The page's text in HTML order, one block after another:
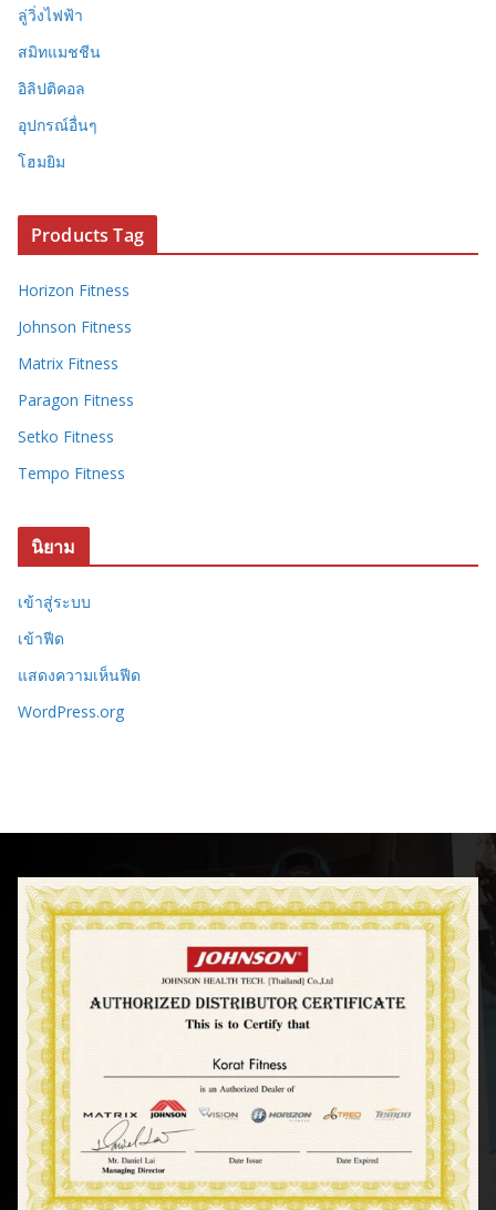
ลู่วิ่งไฟฟ้า
สมิทแมชชีน
อิลิปติคอล
อุปกรณ์อื่นๆ
โฮมยิม
Products Tag
Horizon Fitness
Johnson Fitness
Matrix Fitness
Paragon Fitness
Setko Fitness
Tempo Fitness
นิยาม
เข้าสู่ระบบ
เข้าฟีด
แสดงความเห็นฟีด
WordPress.org